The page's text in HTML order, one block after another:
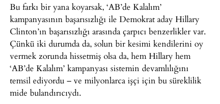
Bu farkı bir yana koyarsak, ‘AB’de Kalalım’
kampanyasının başarısızlığı ile Demokrat aday Hillary
Clinton’ın başarısızlığı arasında çarpıcı benzerlikler var.
Çünkü iki durumda da, solun bir kesimi kendilerini oy
vermek zorunda hissetmiş olsa da, hem Hillary hem
‘AB’de Kalalım’ kampanyası sistemin devamlılığını
temsil ediyordu – ve milyonlarca işçi için bu süreklilik
mide bulandırıcıydı.